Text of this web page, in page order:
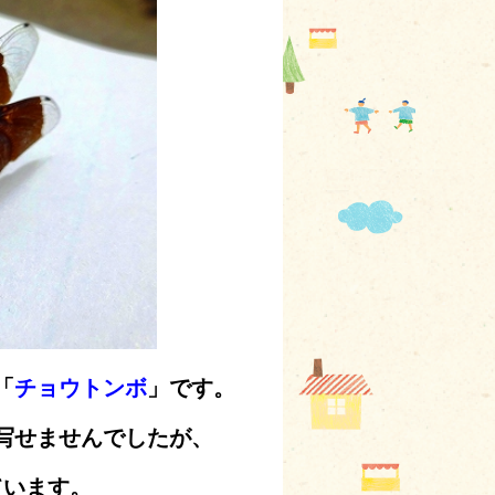
チョウトンボ 」です。
ませんでしたが、
ます。